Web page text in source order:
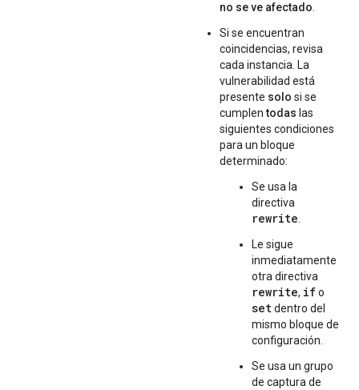
no se ve afectado
Si se encuentran
coincidencias, revisa
cada instancia. La
vulnerabilidad está
presente solo si se
cumplentodas las
siguientes condiciones
para un bloque
determinado:
Se usa la
directiva
rewrite
Le sigue
inmediatamente
otra directiva
rewrite, ifo
setdentro del
mismo bloque de
configuración.
Se usa un grupo
de captura de